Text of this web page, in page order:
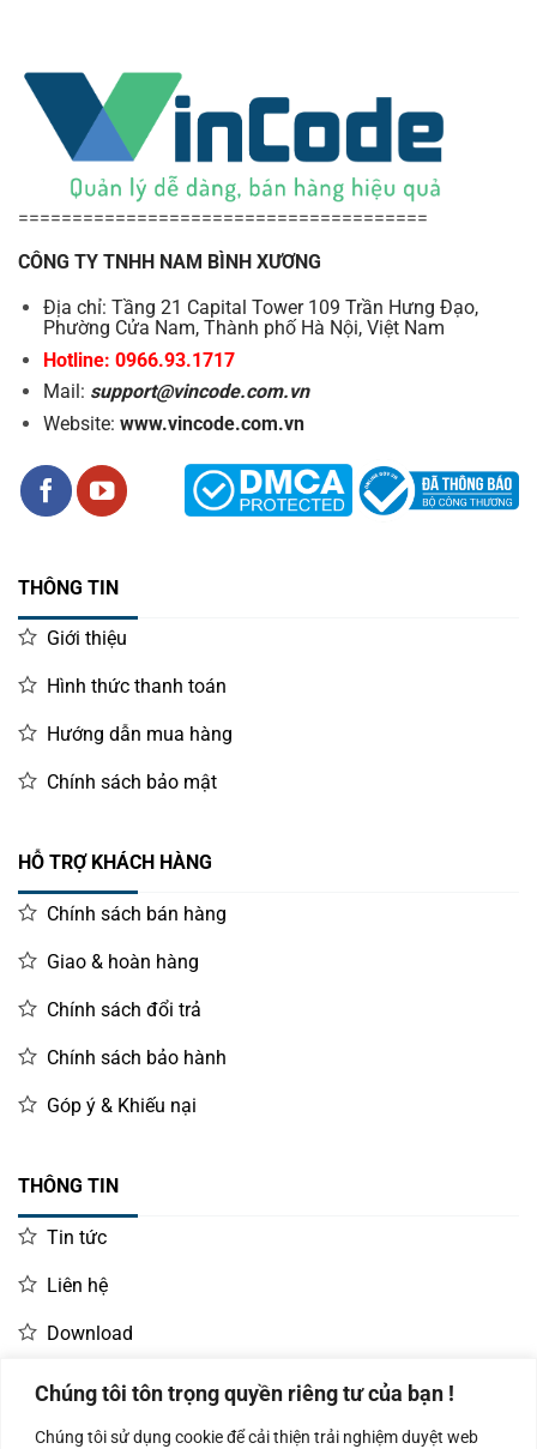
Chúng tôi tôn trọng quyền riêng tư của bạn !
Chúng tôi sử dụng cookie để cải thiện trải nghiệm duyệt web
======================================
CÔNG TY TNHH NAM BÌNH XƯƠNG
Địa chỉ: Tầng 21 Capital Tower 109 Trần Hưng Đạo,
Phường Cửa Nam, Thành phố Hà Nội, Việt Nam
Hotline: 0966.93.1717
Mail: support@vincode.com.vn
Website: www.vincode.com.vn
THÔNG TIN
Giới thiệu
Hình thức thanh toán
Hướng dẫn mua hàng
Chính sách bảo mật
HỖ TRỢ KHÁCH HÀNG
Chính sách bán hàng
Giao & hoàn hàng
Chính sách đổi trả
Chính sách bảo hành
Góp ý & Khiếu nại
THÔNG TIN
Tin tức
Liên hệ
Download
LIÊN HỆ MUA HÀNG